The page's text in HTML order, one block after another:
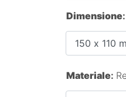
Dimensione:
Materiale: